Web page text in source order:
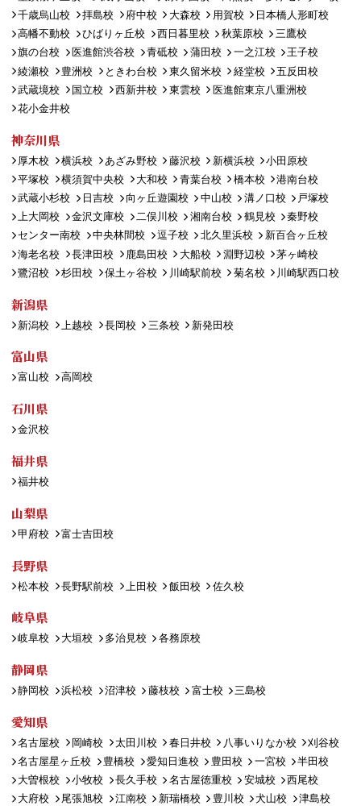
千歳烏山校
拝島校 府中校 大森校 用賀校
日本橋人形町校
高幡不動校
ひばりヶ丘校 西日暮里校 秋葉原校
三鷹校
旗の台校
医進館渋谷校 青砥校 蒲田校 一之江校
王子校
綾瀬校
豊洲校 ときわ台校 東久留米校 経堂校
五反田校
武蔵境校
国立校 西新井校 東雲校
医進館東京八重洲校
花小金井校
神奈川県
厚木校 横浜校 あざみ野校 藤沢校 新横浜校
小田原校
平塚校
横須賀中央校 大和校 青葉台校 橋本校
港南台校
武蔵小杉校
日吉校 向ヶ丘遊園校 中山校 溝ノ口校
戸塚校
上大岡校
金沢文庫校 二俣川校 湘南台校 鶴見校
秦野校
センター南校
中央林間校 逗子校 北久里浜校
新百合ヶ丘校
海老名校
長津田校 鹿島田校 大船校 淵野辺校
茅ヶ崎校
鷺沼校
杉田校 保土ヶ谷校 川崎駅前校 菊名校 川崎駅西口校
新潟県
新潟校 上越校 長岡校 三条校 新発田校
富山県
富山校 高岡校
石川県
金沢校
福井県
福井校
山梨県
甲府校 富士吉田校
長野県
松本校 長野駅前校 上田校 飯田校 佐久校
岐阜県
岐阜校 大垣校 多治見校 各務原校
静岡県
静岡校 浜松校 沼津校 藤枝校 富士校 三島校
愛知県
名古屋校 岡崎校 太田川校 春日井校 八事いりなか校
刈谷校
名古屋星ヶ丘校
豊橋校 愛知日進校 豊田校 一宮校
半田校
大曽根校
小牧校 長久手校 名古屋徳重校 安城校
西尾校
大府校
尾張旭校 江南校 新瑞橋校 豊川校 犬山校
津島校